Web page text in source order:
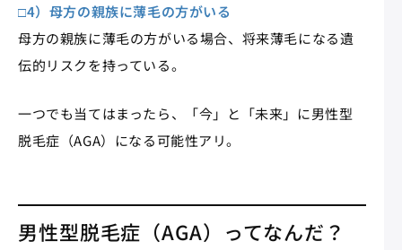
□4）母方の親族に薄毛の方がいる
母方の親族に薄毛の方がいる場合、将来薄毛になる遺
伝的リスクを持っている。
一つでも当てはまったら、「今」と「未来」に男性型
脱毛症（AGA）になる可能性アリ。
男性型脱毛症（AGA）ってなんだ？